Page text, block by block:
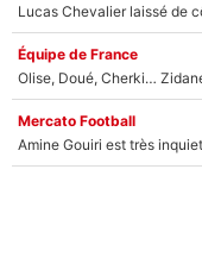
Équipe de France
Mercato Football